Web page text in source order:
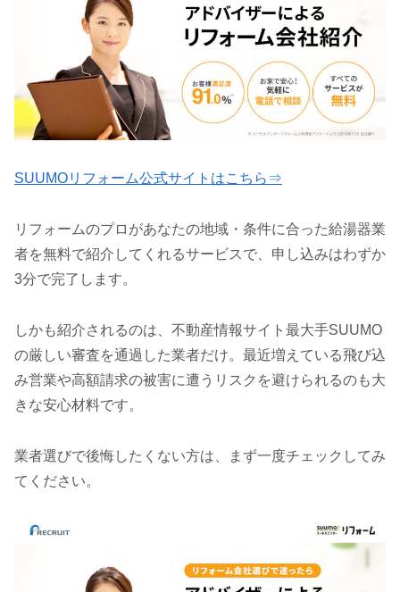
SUUMOリフォーム公式サイトはこちら⇒
リフォームのプロがあなたの地域・条件に合った給湯器業
者を無料で紹介してくれるサービスで、申し込みはわずか
3分で完了します。
しかも紹介されるのは、不動産情報サイト最大手SUUMO
の厳しい審査を通過した業者だけ。最近増えている飛び込
み営業や高額請求の被害に遭うリスクを避けられるのも大
きな安心材料です。
業者選びで後悔したくない方は、まず一度チェックしてみ
てください。